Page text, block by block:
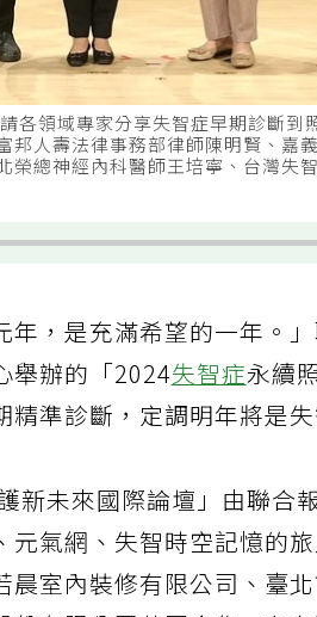
各領域專家分享失智症早期診斷
邦人壽法律事務部律師陳明賢、嘉
榮總神經內科醫師王培寧、台灣失
年，是充滿希望的一年。
舉辦的「2024失智症永續
精準診斷，定調明年將是
新未來國際論壇」由聯合
元氣網、失智時空記憶的
晨室內裝修有限公司、臺